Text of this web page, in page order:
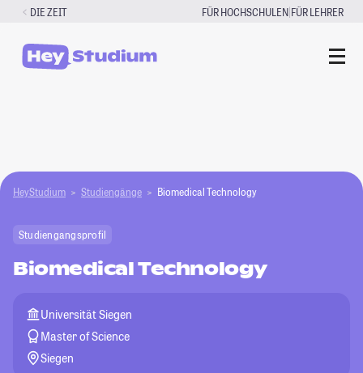
Zum
springen
DIE ZEIT FÜR HOCHSCHULEN|FÜR LEHRER
HeyStudium Studiengänge Biomedical Technology
Studiengangsprofil
Biomedical Technology
Universität Siegen
Master of Science
Siegen